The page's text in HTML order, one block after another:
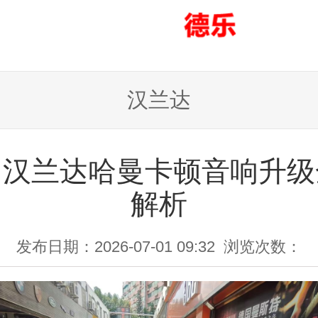
汉兰达
兰达哈曼卡顿音响升
解析
发布日期：2026-07-01 09:32 浏览次数：